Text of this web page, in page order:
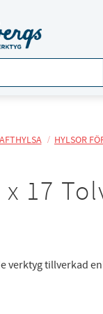
HYLSOR
17
verktyg tillverkad